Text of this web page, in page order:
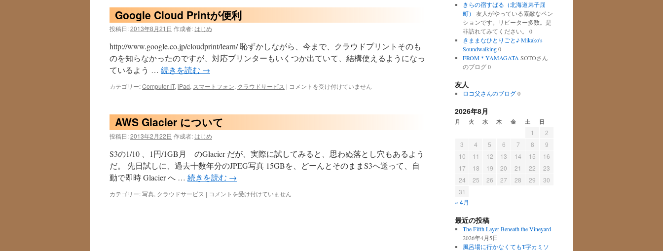
文
書
共
サ
ー
ビ
ス
は
Google Cloud Printが便利
投稿日:2013年8月21日 作成者: はじめ
http://www.google.co.jp/cloudprint/learn/ 恥ずかしながら、今まで、クラウドプリントそのも
のを知らなかったのですが、対応プリンターもいくつか出ていて、結構使えるようになっ
ているよう … 続きを読む →
カテゴリー:Computer IT, iPad, スマートフォン, クラウドサービス | Google
利
コメントを受け付けていません
AWS Glacier について
投稿日:2013年2月22日 作成者: はじめ
S3の1/10 、1円/1GB月 のGlacier だが、実際に試してみると、思わぬ落とし穴もあるよう
だ。 先日試しに、過去十数年分のJPEG写真 15GBを、どーんとそのままS3へ送って、自
動で即時 Glacier へ … 続きを読む →
カテゴリー:写真, クラウドサービス | AWS
コメントを受け付けていません
きらの宿すばる（北海道弟子屈
町）
友人がやっている素敵なペン
ションです。リピーター多数。是
非訪れてみてください。 0
きままなひとりごと♪ Mikako's
Soundwalking0
FROM＊YAMAGATA SOTOさん
のブログ 0
友人
ロコ父さんのブログ0
2026年8月
月 火 水 木 金 土 日
1
2
3
4 5 6 7 8
9
10
11 12 13 14 15
16
17
18 19 20 21 22
23
24
25 26 27 28 29
30
31
« 4月
最近の投稿
The Fifth Layer Beneath the Vineyard
2026年4月5日
風呂場に行かなくてもT字カミソ